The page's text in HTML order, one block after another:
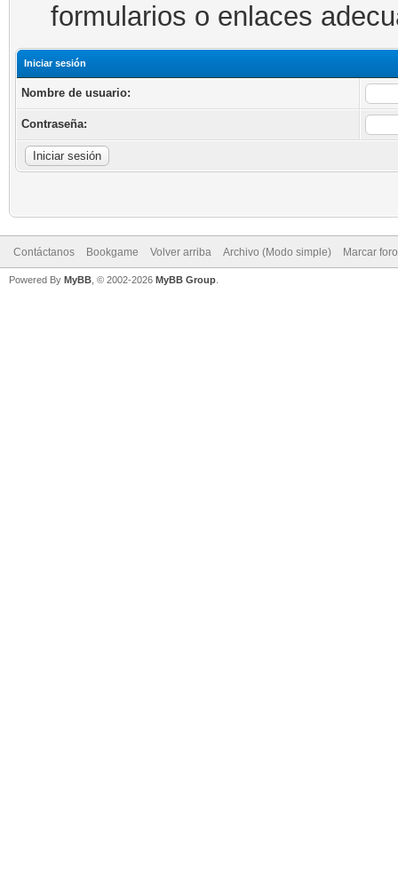
formularios o enlaces
Iniciar sesión
Nombre de usuario:
Contraseña:
Contáctanos Bookgame Volver arriba Archivo (Modo simple) Marcar
Powered By MyBB , © 2002-2026 MyBB Group